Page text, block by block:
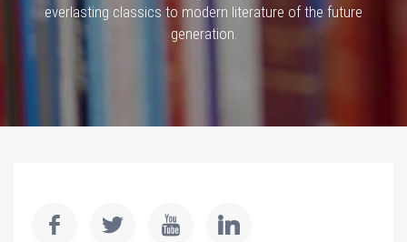
everlasting classics to modern literature of the future
generation.